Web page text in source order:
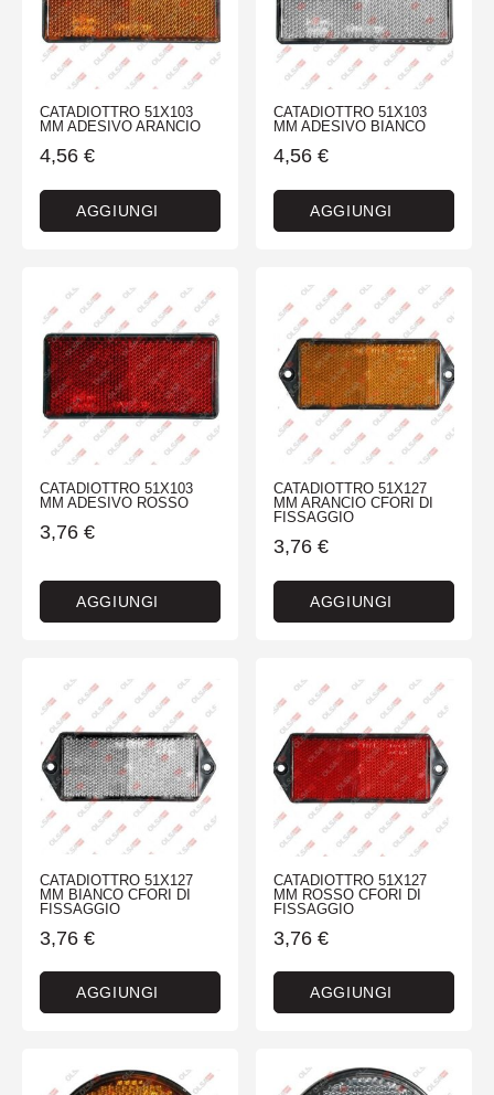
CATADIOTTRO 51X103
MM ADESIVO ARANCIO
4,56 €
AGGIUNGI
CATADIOTTRO 51X103
MM ADESIVO BIANCO
4,56 €
AGGIUNGI
CATADIOTTRO 51X103
MM ADESIVO ROSSO
3,76 €
AGGIUNGI
CATADIOTTRO 51X127
MM ARANCIO CFORI DI
FISSAGGIO
3,76 €
AGGIUNGI
CATADIOTTRO 51X127
MM BIANCO CFORI DI
FISSAGGIO
3,76 €
AGGIUNGI
CATADIOTTRO 51X127
MM ROSSO CFORI DI
FISSAGGIO
3,76 €
AGGIUNGI